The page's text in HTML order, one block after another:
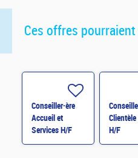
Ces offres
Conseiller·ère
Accueil et
Services H/F
H/F